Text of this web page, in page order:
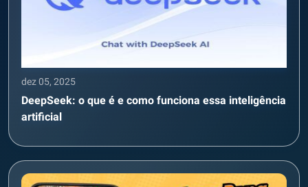
dez 05, 2025
DeepSeek: o que é e como funciona essa inteligência
artificial